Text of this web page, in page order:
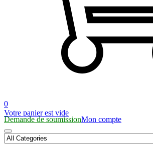
0
Votre panier est vide
Demande de soumissionMon compte